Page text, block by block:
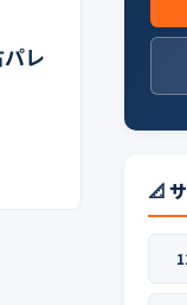
レ
📐